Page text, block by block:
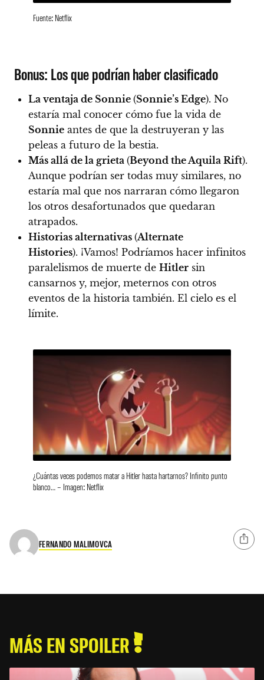
Fuente: Netflix
Bonus: Los que podrían haber clasificado
La ventaja de Sonnie (Sonnie’s Edge). No
estaría mal conocer cómo fue la vida de
Sonnie antes de que la destruyeran y las
peleas a futuro de la bestia.
Más allá de la grieta (Beyond the Aquila Rift).
Aunque podrían ser todas muy similares, no
estaría mal que nos narraran cómo llegaron
los otros desafortunados que quedaran
atrapados.
Historias alternativas (Alternate
Histories). ¡Vamos! Podríamos hacer infinitos
paralelismos de muerte de Hitler sin
cansarnos y, mejor, meternos con otros
eventos de la historia también. El cielo es el
límite.
¿Cuántas veces podemos matar a Hitler hasta hartarnos? Infinito punto
blanco… – Imagen: Netflix
FERNANDO MALIMOVCA
MÁS EN SPOILER